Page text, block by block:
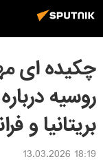
چکیده ای
روسیه
بریتانیا و
18:19 13.03.2026